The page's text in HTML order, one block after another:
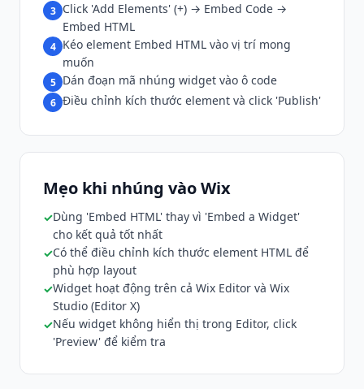
3 Click 'Add Elements' (+) → Embed Code →
Embed HTML
4 Kéo element Embed HTML vào vị trí mong
muốn
5 Dán đoạn mã nhúng widget vào ô code
6 Điều chỉnh kích thước element và click 'Publish'
Mẹo khi nhúng vào Wix
Dùng 'Embed HTML' thay vì 'Embed a Widget'
cho kết quả tốt nhất
Có thể điều chỉnh kích thước element HTML để
phù hợp layout
Widget hoạt động trên cả Wix Editor và Wix
Studio (Editor X)
Nếu widget không hiển thị trong Editor, click
'Preview' để kiểm tra